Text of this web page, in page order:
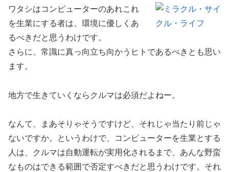
ワタシはコンピューターのあれこれ
を生業にする者は、環境に優しくあ
るべきだと思うわけです。
さらに、常識に真っ向立ち向かうヒトであるべきとも思い
ます。
地方で生きていくならクルマは必須だよねー。
なんて、まあそりゃそうですけど、それじゃ当たり前じゃ
ないですか。というわけで、コンピューターを生業とする
人は、クルマは自動運転が実用化されるまで、あんな野蛮
なものはできる範囲で否定すべきだと思うわけです。それ